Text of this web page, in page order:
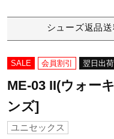
スニーカー
ライフスタイ
シューズ返品
SALE 会員割引 翌日出荷
ME-03 II(ウォー
ンズ]
ユニセックス